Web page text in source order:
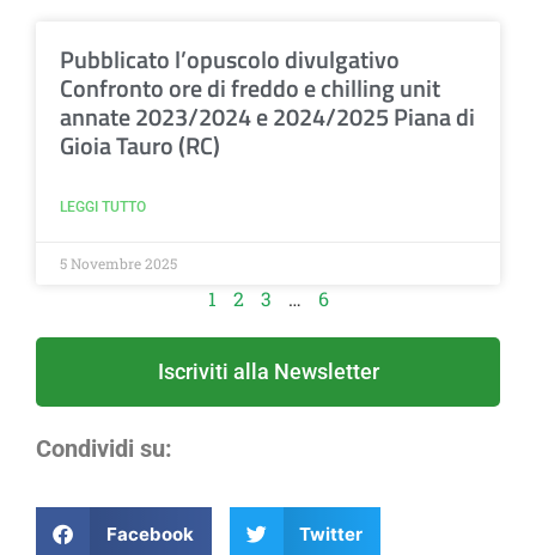
Pubblicato l’opuscolo divulgativo
Confronto ore di freddo e chilling unit
annate 2023/2024 e 2024/2025 Piana di
Gioia Tauro (RC)
LEGGI TUTTO
5 Novembre 2025
1 2 3 … 6
Iscriviti alla Newsletter
Condividi su:
Facebook Twitter